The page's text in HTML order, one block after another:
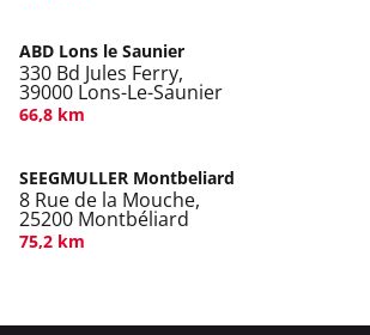
ABD Lons le Saunier
330 Bd Jules Ferry,
39000 Lons-Le-Saunier
66,8 km
SEEGMULLER Montbeliard
8 Rue de la Mouche,
25200 Montbéliard
75,2 km